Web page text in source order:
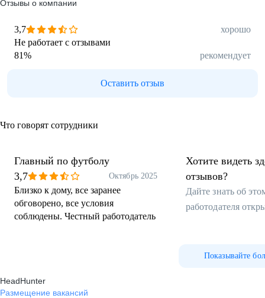
Отзывы о компании
3,7
хорошо
Не работает с отзывами
81% рекомендует
Оставить отзыв
Что говорят сотрудники
Главный по футболу
3,7
Октябрь 2025
Близко к дому, все заранее
обговорено, все условия
соблюдены. Честный работодатель
Хотите видеть
отзывов?
Дайте знать об
работодателя
Показывайте
HeadHunter
Размещение вакансий